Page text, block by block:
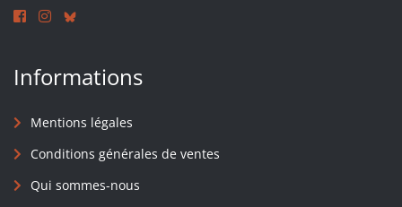
Informations
Mentions légales
Conditions générales de ventes
Qui sommes-nous